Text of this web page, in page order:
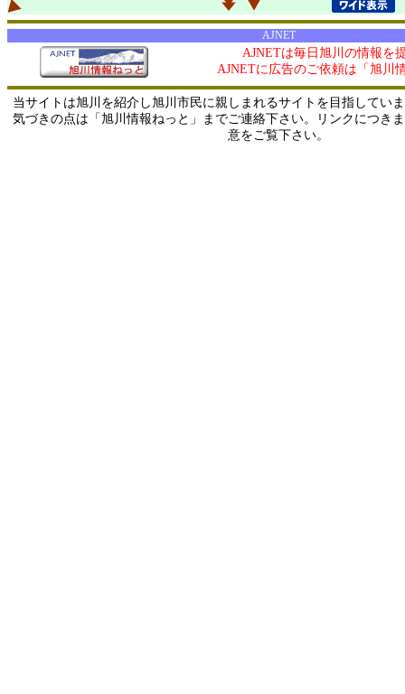
AJNET
AJNETは毎日旭川の情報を
AJNETに広告のご依頼は「旭川
当サイトは旭川を紹介し旭川市民に親しまれるサイトを目指してい
気づきの点は「旭川情報ねっと」までご連絡下さい。リンクにつき
意をご覧下さい。